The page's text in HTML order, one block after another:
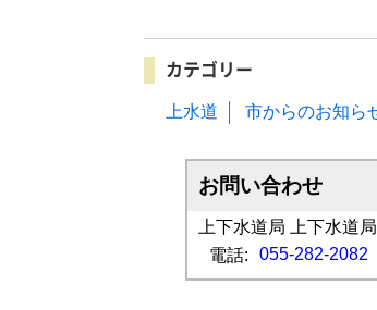
カテゴリー
上水道 市からのお知ら
お問い合わせ
上下水道局 上下水道
電話:
055-282-2082